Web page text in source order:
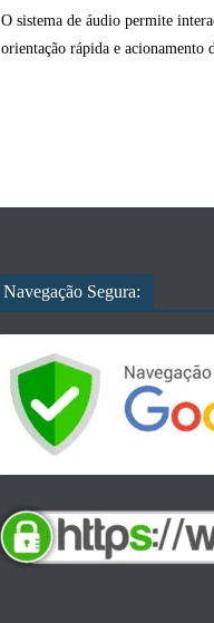
O sistema de áudio permite
orientação rápida e acionamento
Navegação Segura: